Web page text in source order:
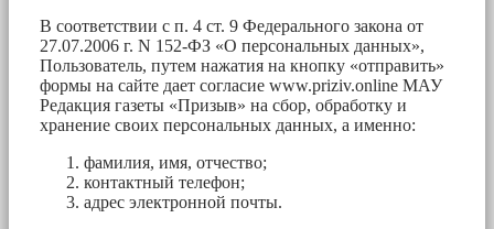
В соответствии с п. 4 ст. 9 Федерального закона от
27.07.2006 г. N 152-ФЗ «О персональных данных»,
Пользователь, путем нажатия на кнопку «отправить»
формы на сайте дает согласие www.priziv.online МАУ
Редакция газеты «Призыв» на сбор, обработку и
хранение своих персональных данных, а именно:
фамилия, имя, отчество;
контактный телефон;
адрес электронной почты.